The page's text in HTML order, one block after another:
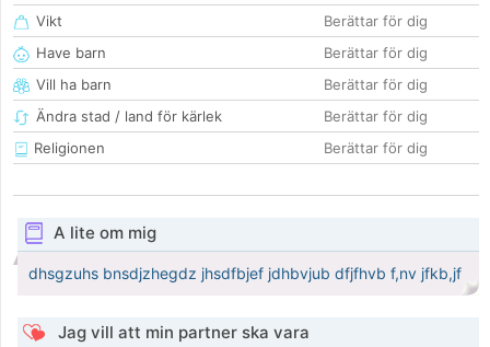
Vikt
Berättar för dig
Have barn
Berättar för dig
Vill ha barn
Berättar för dig
Ändra stad / land för kärlek
Berättar för dig
Religionen
Berättar för dig
A lite om mig
dhsgzuhs bnsdjzhegdz jhsdfbjef jdhbvjub dfjfhvb f,nv jfkb,jf
Jag vill att min partner ska vara